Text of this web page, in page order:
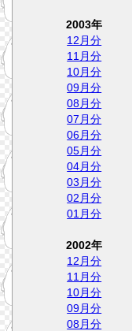
2003年
12月分
11月分
10月分
09月分
08月分
07月分
06月分
05月分
04月分
03月分
02月分
01月分
2002年
12月分
11月分
10月分
09月分
08月分